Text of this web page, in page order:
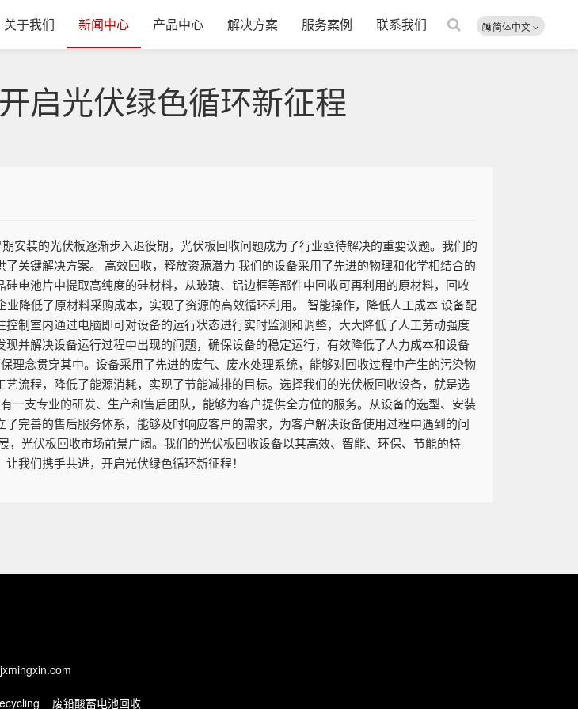
简体中文
关于我们 新闻中心 产品中心 解决方案 服务案例 联系我们
启光伏绿色循环新征程
安装的光伏板逐渐步入退役期，光伏板回收问题成为了行业亟待解决的重要议题。我们的
关键解决方案。 高效回收，释放资源潜力 我们的设备采用了先进的物理和化学相结合的
电池片中提取高纯度的硅材料，从玻璃、铝边框等部件中回收可再利用的原材料，回收
降低了原材料采购成本，实现了资源的高效循环利用。 智能操作，降低人工成本 设备配
制室内通过电脑即可对设备的运行状态进行实时监测和调整，大大降低了人工劳动强度
并解决设备运行过程中出现的问题，确保设备的稳定运行，有效降低了人力成本和设备
理念贯穿其中。设备采用了先进的废气、废水处理系统，能够对回收过程中产生的污染物
流程，降低了能源消耗，实现了节能减排的目标。选择我们的光伏板回收设备，就是选
一支专业的研发、生产和售后团队，能够为客户提供全方位的服务。从设备的选型、安装
完善的售后服务体系，能够及时响应客户的需求，为客户解决设备使用过程中遇到的问
光伏板回收市场前景广阔。我们的光伏板回收设备以其高效、智能、环保、节能的特
我们携手共进，开启光伏绿色循环新征程！
废铅酸蓄电池回收